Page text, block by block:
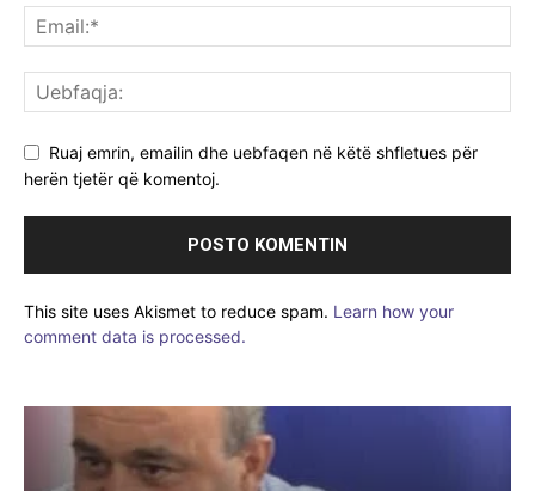
Ruaj emrin, emailin dhe uebfaqen në këtë shfletues për
herën tjetër që komentoj.
This site uses Akismet to reduce spam. Learn how your
comment data is processed.